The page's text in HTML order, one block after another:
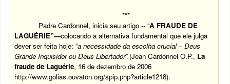
***
Padre Cardonnel, inicia seu artigo -- “A FRAUDE DE
LAGUÉRIE”—colocando a alternativa fundamental que ele julga
dever ser feita hoje: “a necessidade da escolha crucial – Deus
Grande Inquisidor ou Deus Libertador”.(Jean Cardonnel O.P., La
fraude de Laguérie, 16 de dezembro de 2006
http://www.golias.ouvaton.org/spip.php?article1218).